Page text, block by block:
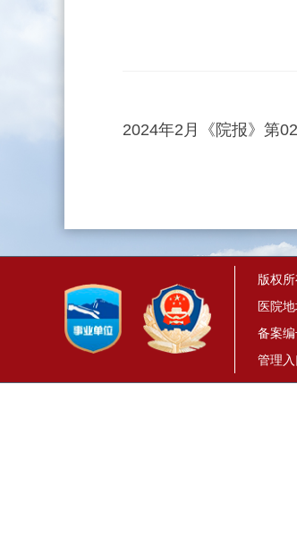
2024年2月《院报》第
版权
医院
备案编
管理入